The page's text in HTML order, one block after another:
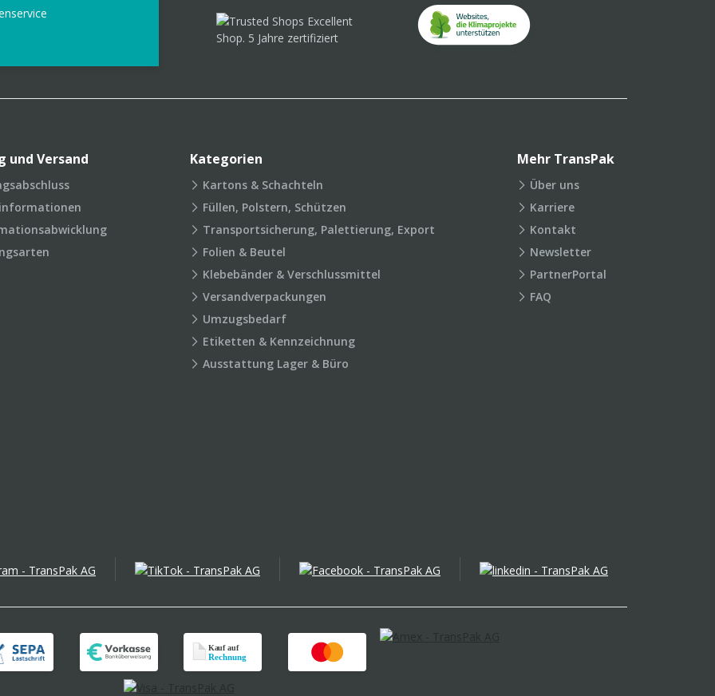
und Versand Kategorien
Kartons & Schachteln
Füllen, Polstern, Schützen
Transportsicherung, Palettierung, Export
Folien & Beutel
Klebebänder & Verschlussmittel
Versandverpackungen
Umzugsbedarf
Etiketten & Kennzeichnung
Ausstattung Lager & Büro
Mehr TransPak
Über uns
Karriere
Kontakt
Newsletter
PartnerPortal
FAQ